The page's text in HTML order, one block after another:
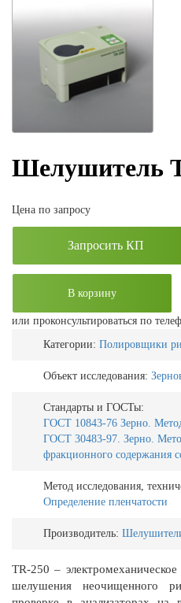
Шелушитель
Цена по запросу
Запросить КП
В корзину
или проконсультироваться по
Категории: Полировщики
Объект исследования:
Стандарты и ГОСТы:
ГОСТ 10843-76 Зерно.
ГОСТ 30483-97. Зерно.
фракционного содержания
Метод исследования,
Определение пленчатости
Производитель:
TR-250 –
шелушения неочищенного